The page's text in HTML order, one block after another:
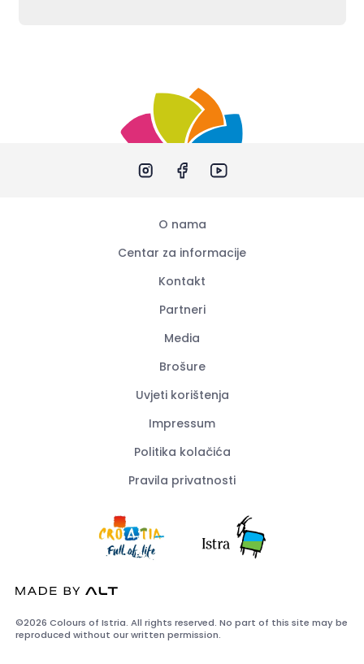
O nama
Centar za informacije
Kontakt
Partneri
Media
Brošure
Uvjeti korištenja
Impressum
Politika kolačića
Pravila privatnosti
©2026 Colours of Istria. All rights reserved. No part of this site may be
reproduced without our written permission.